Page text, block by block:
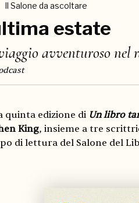
Il Salone da ascoltare
estate
avventuroso nel
quinta edizione di Un libro
King, insieme a tre
di lettura del Salone del